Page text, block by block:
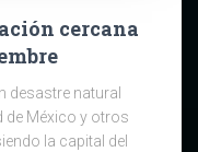
cercana
desastre natural
de México y otros
la capital del